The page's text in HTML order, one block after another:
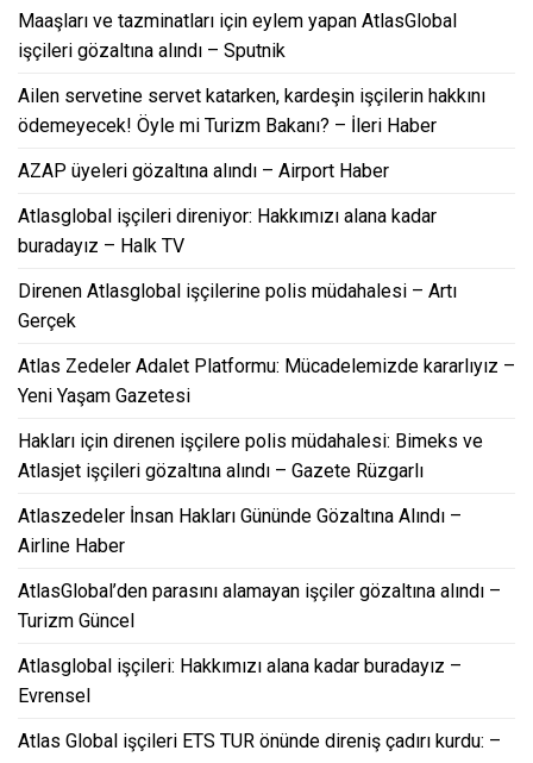
Maaşları ve tazminatları için eylem yapan AtlasGlobal
işçileri gözaltına alındı – Sputnik
Ailen servetine servet katarken, kardeşin işçilerin hakkını
ödemeyecek! Öyle mi Turizm Bakanı? – İleri Haber
AZAP üyeleri gözaltına alındı – Airport Haber
Atlasglobal işçileri direniyor: Hakkımızı alana kadar
buradayız – Halk TV
Direnen Atlasglobal işçilerine polis müdahalesi – Artı
Gerçek
Atlas Zedeler Adalet Platformu: Mücadelemizde kararlıyız –
Yeni Yaşam Gazetesi
Hakları için direnen işçilere polis müdahalesi: Bimeks ve
Atlasjet işçileri gözaltına alındı – Gazete Rüzgarlı
Atlaszedeler İnsan Hakları Gününde Gözaltına Alındı –
Airline Haber
AtlasGlobal’den parasını alamayan işçiler gözaltına alındı –
Turizm Güncel
Atlasglobal işçileri: Hakkımızı alana kadar buradayız –
Evrensel
Atlas Global işçileri ETS TUR önünde direniş çadırı kurdu: –